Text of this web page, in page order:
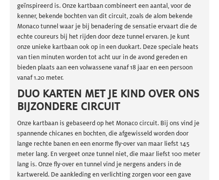
geïnspireerd is. Onze kartbaan combineert een aantal, voor de
kenner, bekende bochten van dit circuit, zoals de alom bekende
Monaco tunnel waar je bij benadering de sensatie ervaart die de
echte coureurs bij het rijden door deze tunnel ervaren. Je kunt
onze unieke kartbaan ook op in een duokart. Deze speciale heats
van tien minuten worden tot acht uur in de avond gereden en
bieden plaats aan een volwassene vanaf 18 jaar en een persoon
vanaf 1.20 meter.
DUO KARTEN MET JE KIND OVER ONS
BIJZONDERE CIRCUIT
Onze kartbaan is gebaseerd op het Monaco circuit. Bij ons vind je
spannende chicanes en bochten, die afgewisseld worden door
lange rechte banen en een enorme fly-over van maar liefst 145
meter lang. En vergeet onze tunnel niet, die maar liefst 100 meter
lang is. Onze fly-over en tunnel vind je nergens anders in de
kartwereld. De aankleding en verlichting zorgen voor een gave